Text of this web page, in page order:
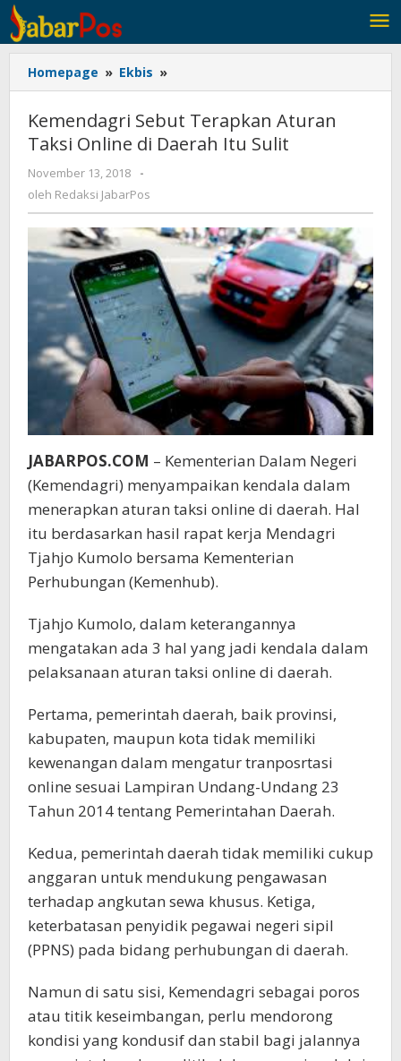
Lewati
ke
konten
Homepage » Ekbis »
Sebut
Aturan
Taksi
Sulit
Kemendagri Sebut Terapkan Aturan
Taksi Online di Daerah Itu Sulit
November 13, 2018
oleh
Redaksi
-
oleh Redaksi JabarPos
JABARPOS.COM – Kementerian Dalam Negeri
(Kemendagri) menyampaikan kendala dalam
menerapkan aturan taksi online di daerah. Hal
itu berdasarkan hasil rapat kerja Mendagri
Tjahjo Kumolo bersama Kementerian
Perhubungan (Kemenhub).
Tjahjo Kumolo, dalam keterangannya
mengatakan ada 3 hal yang jadi kendala dalam
pelaksanaan aturan taksi online di daerah.
Pertama, pemerintah daerah, baik provinsi,
kabupaten, maupun kota tidak memiliki
kewenangan dalam mengatur tranposrtasi
online sesuai Lampiran Undang-Undang 23
Tahun 2014 tentang Pemerintahan Daerah.
Kedua, pemerintah daerah tidak memiliki cukup
anggaran untuk mendukung pengawasan
terhadap angkutan sewa khusus. Ketiga,
keterbatasan penyidik pegawai negeri sipil
(PPNS) pada bidang perhubungan di daerah.
Namun di satu sisi, Kemendagri sebagai poros
atau titik keseimbangan, perlu mendorong
kondisi yang kondusif dan stabil bagi jalannya